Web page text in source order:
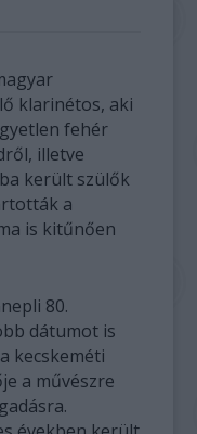
klarinétos, aki
fehér
illetve
került szülők
a
is kitűnően
80.
dátumot is
kecskeméti
a művészre